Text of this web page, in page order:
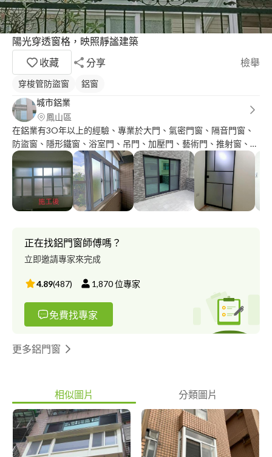
陽光穿透窗格，映照靜謐建築
收藏
分享 檢舉
穿梭管防盜窗
鋁窗
城市鋁業
鳳山區
在鋁業有3O年以上的經驗、專業於大門、氣密門窗、隔音門窗、
防盜窗、隱形鐵窗、浴室門、吊門、加壓門、藝術門、推射窗、百
葉窗、折紗、傳統大門及紗門、紗窗、採光罩各種鋁製品、設計和
維修、團隊提供最好的專業服務及品質、以符合業主的需求、也可
免費現場丈量設計和線上報價等服務
正在找鋁門窗師傅嗎？
立即邀請專家來完成
4.89(487) 1,870位專家
免費找專家
更多鋁門窗
相似圖片 分類圖片